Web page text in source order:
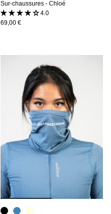
Sur-chaussures - Chloé
4.0 (3 avis)
69,00 €